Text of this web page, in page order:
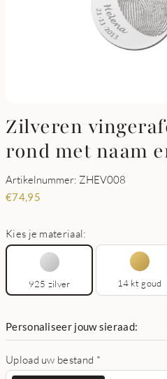
Zilveren
rond met naam
Artikelnummer: ZHEV008
€74,95
Kies je materiaal:
925 zilver 14 kt goud
Personaliseer jouw sieraad:
Upload uw bestand *